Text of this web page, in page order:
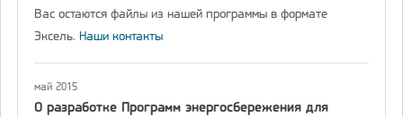
Вас остаются файлы из нашей программы в формате
Эксель. Наши контакты
май 2015
О разработке Программ энергосбережения для